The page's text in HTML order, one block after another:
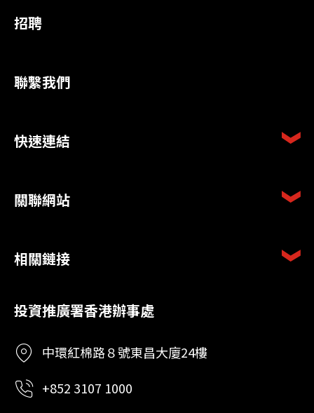
招聘
聯繫我們
快速連結
關聯網站
相關鏈接
投資推廣署香港辦事處
中環紅棉路８號東昌大廈24樓
+852 3107 1000